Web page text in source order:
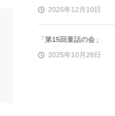
2025年12月10日
「第15回童話の会」
2025年10月28日